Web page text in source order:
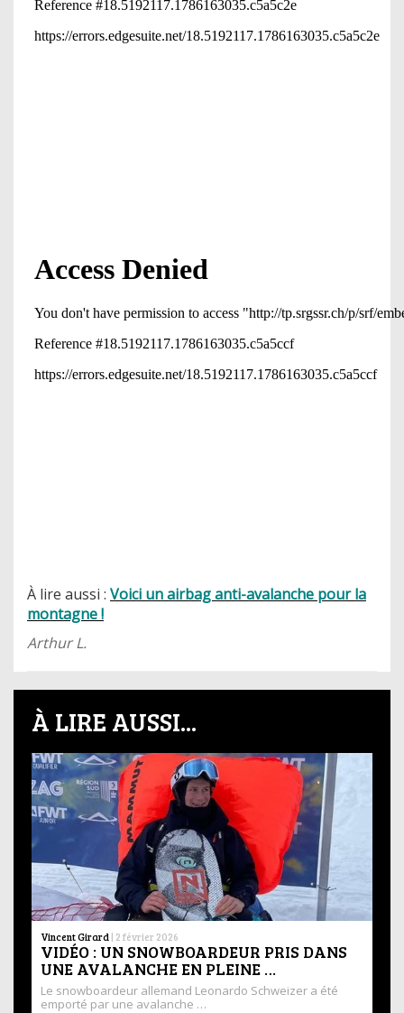
À lire aussi : Voici un airbag anti-avalanche pour la
montagne !
Arthur L.
À LIRE AUSSI...
Vincent Girard | 2 février 2026
VIDÉO : UN SNOWBOARDEUR PRIS DANS
UNE AVALANCHE EN PLEINE …
Le snowboardeur allemand Leonardo Schweizer a été
emporté par une avalanche …